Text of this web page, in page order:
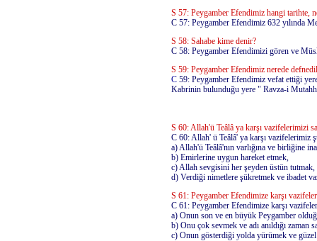
S 57: Peygamber Efendimiz hangi tarihte,
C 57: Peygamber Efendimiz 632 yılında
S 58: Sahabe kime denir?
C 58: Peygamber Efendimizi gören ve
S 59: Peygamber Efendimiz nerede
C 59: Peygamber Efendimiz vefat ettiği
Kabrinin bulunduğu yere " Ravza-i
S 60: Allah'ü Teâlâ ya karşı vazifelerimizi
C 60: Allah' ü Teâlâ' ya karşı vazifelerimiz
a) Allah'ü Teâlâ'nın varlığına ve birliğine
b) Emirlerine uygun hareket etmek,
c) Allah sevgisini her şeyden üstün tutmak,
d) Verdiği nimetlere şükretmek ve ibadet
S 61: Peygamber Efendimize karşı
C 61: Peygamber Efendimize karşı
a) Onun son ve en büyük Peygamber
b) Onu çok sevmek ve adı anıldığı zaman
c) Onun gösterdiği yolda yürümek ve